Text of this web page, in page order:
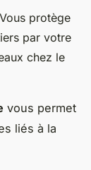
protège
par votre
chez le
vous permet
liés à la